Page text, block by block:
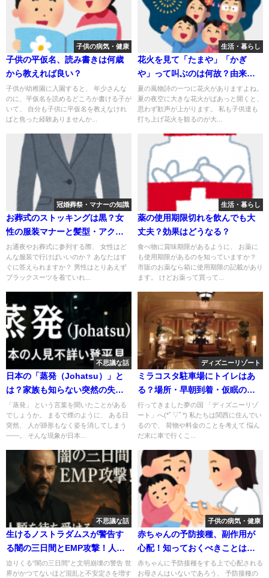
子供の病気・健康
子供の平仮名、読み書きは何歳
から教えれば良い？
子供が幼稚園に入園すると、 年少さんな
のに、平仮名を読めるどころか書ける子が
いて、 自分も子供に平仮名を教えなけれ
ばと焦った経験ありませんか...
生活・暮らし
花火を見て「たまや」「かぎ
や」って叫ぶのは何故？由来は
あるの？
夏の風物詩の一つに花火がありますよね。
夏の夜空に大きな花火がぱあっと開くと、
思わず歓声が上がります。 私も子供達も
打ち上げ花火を観るのが大...
冠婚葬祭・マナーの知識
お葬式のストッキングは黒？女
性の服装マナーと髪型・アクセ
サリーの基本を解説
お通夜やお葬式に参列する際、 女性はど
んな服装で行けばいいのか？ あなたはす
ぐに答えられますか？ 男性はとりあえず
ブラックスーツを着ていれ...
生活・暮らし
薬の使用期限切れを飲んでも大
丈夫？効果はどうなる？
食べ物に賞味期限があるように、 お薬に
も使用期限があるのを知っていますか？
市販のお薬なら箱に使用期限の記載があり
ます。 けどお薬って買って...
不思議な話
日本の「蒸発（Johatsu）」と
は？家族も知らない突然の失踪
とその謎に迫る未解決ミステリ
ー
「蒸発」 という言葉を聞いたことがある
でしょうか。 まるで煙のように、 ある日
突然、 人が跡形もなく姿を消してしまう
――。 そんな現象が日本...
ディズニーリゾート
ミラコスタ駐車場にトイレはあ
る？場所・早朝到着・仮眠の注
意点まとめ
行ってきました夢の国 「ディズニーリゾ
ート」へ(*ﾟ▽ﾟ*) 私たちは関西に住んでい
るので、 荷物や料金のことを考えて 悩ん
だ末に車で行くこ...
不思議な話
生けるノストラダムスが警告す
る闇の三日間とEMP攻撃！人類
を待ち受ける未来とは
迫りくる“闇の三日間”と文明崩壊の警告 世
界がかつてないほど混乱と不安定さを増す
子供の病気・健康
赤ちゃんの予防接種、副作用が
心配！知っておくべきことは
何？
赤ちゃんに予防接種をする上で心配される
お母さんはいないであろう、 予防接種の